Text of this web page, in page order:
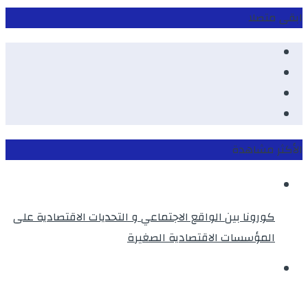
ابقى متصلا
الأكثر مشاهدة
كورونا بين الواقع الاجتماعي و التحديات الاقتصادية على
المؤسسات الاقتصادية الصغيرة